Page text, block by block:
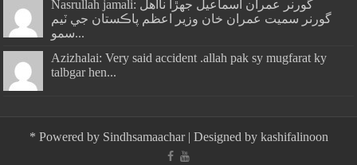
Nasrullah jamali: گورنر عمران اسماعيل جھڙا نااهل
گورنر سميت عمران خان وزير اعظم پاڪستان جي ٽيم
سمو...
Azizhalai: Very said accident .allah pak sy mugfarat ky
talbgar hen...
* Powered by Sindhsamaachar| Designed by kashifalinoon